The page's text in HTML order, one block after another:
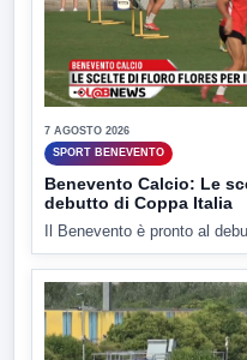
7 AGOSTO 2026
SPORT BENEVENTO
Benevento Calcio: Le
debutto di Coppa Italia
Il Benevento è pronto al